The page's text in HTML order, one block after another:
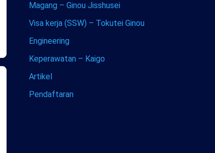
Magang – Ginou Jisshusei
Visa kerja (SSW) – Tokutei Ginou
Engineering
Keperawatan – Kaigo
Artikel
Pendaftaran